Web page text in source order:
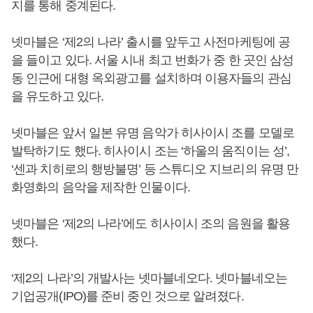
지를 통해 중계된다.
넷마블은 ‘제2의 나라’ 출시를 앞두고 사전마케팅에 공
을 들이고 있다. 서울 시내 최고 번화가 중 한 곳인 삼성
동 인근에 대형 옥외광고를 설치하며 이용자들의 관심
을 유도하고 있다.
넷마블은 앞서 일본 유명 음악가 히사이시 조를 모델로
발탁하기도 했다. 히사이시 조는 ‘하울의 움직이는 성’,
‘센과 치히로의 행방불명’ 등 스튜디오 지브리의 유명 만
화영화의 음악을 제작한 인물이다.
넷마블은 ‘제2의 나라’에도 히사이시 조의 음원을 활용
했다.
‘제2의 나라’의 개발사는 넷마블네오다. 넷마블네오는
기업공개(IPO)를 준비 중인 것으로 알려졌다.